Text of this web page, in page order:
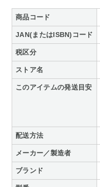
商品コード
JAN(またはISBN)コード
税区分
ストア名
このアイテムの発送目安
配送方法
メーカー／製造者
ブランド